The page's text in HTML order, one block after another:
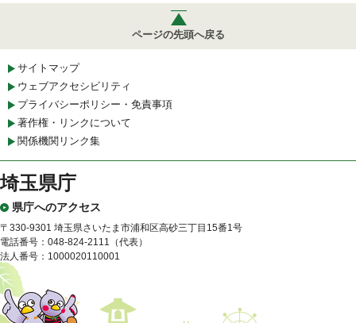
ページの先頭へ戻る
サイトマップ
ウェブアクセシビリティ
プライバシーポリシー・免責事項
著作権・リンクについて
関係機関リンク集
埼玉県庁
県庁へのアクセス
〒330-9301 埼玉県さいたま市浦和区高砂三丁目15番1号
電話番号：048-824-2111（代表）
法人番号：1000020110001